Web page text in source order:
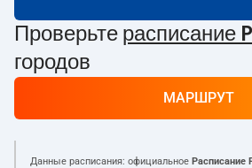
Проверьте расписание
городов
МАРШРУТ
Данные расписания: официальное Расписание